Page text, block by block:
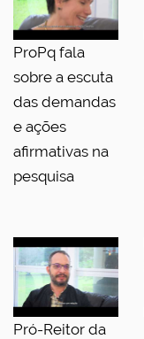
ProPq fala
sobre a escuta
das demandas
e ações
afirmativas na
pesquisa
Pró-Reitor da